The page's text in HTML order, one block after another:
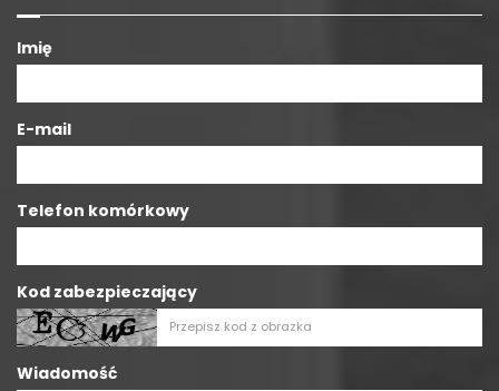
Imię
E-mail
Telefon komórkowy
Kod zabezpieczający
Wiadomość